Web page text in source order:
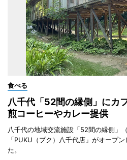
食べる
八千代「52間の縁側」に
煎コーヒーやカレー提供
八千代の地域交流施設「52間の縁側」
「PUKU（プク）八千代店」がオープ
た。